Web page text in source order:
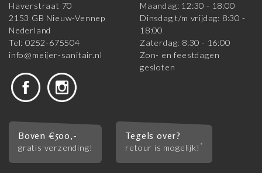
Haverstraat 70
2153 GB Nieuw-Vennep
Nederland
Tel: 0252-675504
info@meijer-sanitair.nl
Maandag: 12:30 - 18:00
Dinsdag t/m vrijdag: 8:30 -
18:00
Zaterdag: 8:30 - 16:00
Zon- en feestdagen
gesloten
Boven €500,-
gratis verzending!
Tegels over?
retour is mogelijk! *